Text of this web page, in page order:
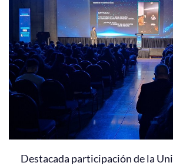
Destacada participación de la